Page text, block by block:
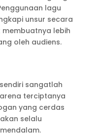
lagu
unsur secara
lebih
oleh audiens.
sangatlah
terciptanya
yang cerdas
selalu